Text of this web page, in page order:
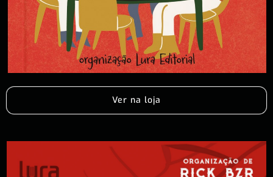
Ver na loja